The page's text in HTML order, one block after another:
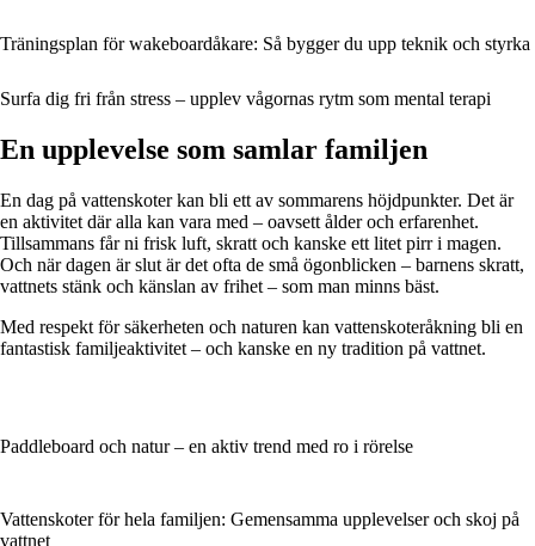
Träningsplan för wakeboardåkare: Så bygger du upp teknik och styrka
Surfa dig fri från stress – upplev vågornas rytm som mental terapi
En upplevelse som samlar familjen
En dag på vattenskoter kan bli ett av sommarens höjdpunkter. Det är
en aktivitet där alla kan vara med – oavsett ålder och erfarenhet.
Tillsammans får ni frisk luft, skratt och kanske ett litet pirr i magen.
Och när dagen är slut är det ofta de små ögonblicken – barnens skratt,
vattnets stänk och känslan av frihet – som man minns bäst.
Med respekt för säkerheten och naturen kan vattenskoteråkning bli en
fantastisk familjeaktivitet – och kanske en ny tradition på vattnet.
Paddleboard och natur – en aktiv trend med ro i rörelse
Vattenskoter för hela familjen: Gemensamma upplevelser och skoj på
vattnet